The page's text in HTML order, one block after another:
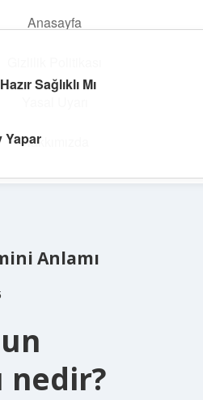
Anasayfa
Hakkımızda
ve İlham
keyifli bir macera!
Anlamı
nedir?
Sağlıklı Mı
Yapar